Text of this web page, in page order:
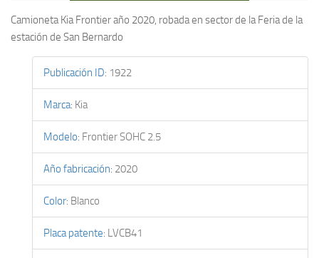
Camioneta Kia Frontier año 2020, robada en sector de la Feria de la
estación de San Bernardo
Publicación ID: 1922
Marca: Kia
Modelo: Frontier SOHC 2.5
Año fabricación: 2020
Color: Blanco
Placa patente: LVCB41